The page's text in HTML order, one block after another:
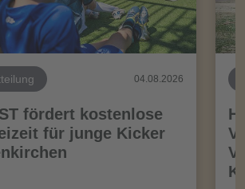
04.08.2026
fördert kostenlose
für junge Kicker